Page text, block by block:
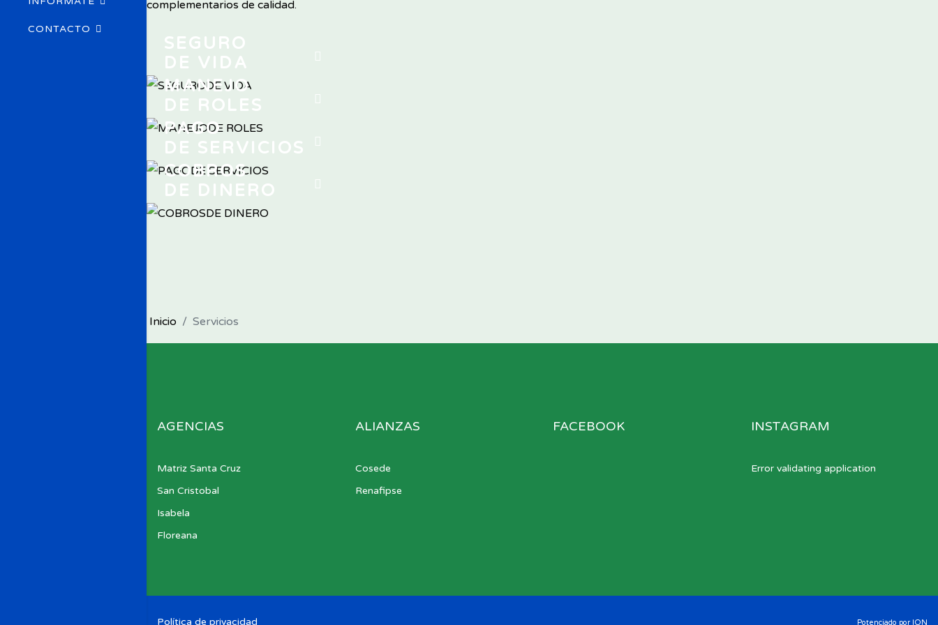
CONTACTO
complementarios de calidad.
SEGURO
DE VIDA
MANEJO
DE ROLES
PAGO
DE SERVICIOS
COBROS
DE DINERO
Inicio Servicios
AGENCIAS
Matriz Santa Cruz
San Cristobal
Isabela
Floreana
ALIANZAS
Cosede
Renafipse
FACEBOOK INSTAGRAM
Error validating application
Política de privacidad Potenciado por ION